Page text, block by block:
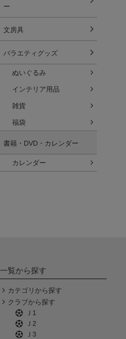
ー
文房具
バラエティグッズ
ぬいぐるみ
インテリア用品
雑貨
福袋
書籍・DVD・カレンダー
カレンダー
一覧から探す
カテゴリから探す
クラブから探す
Ｊ1
Ｊ2
Ｊ3